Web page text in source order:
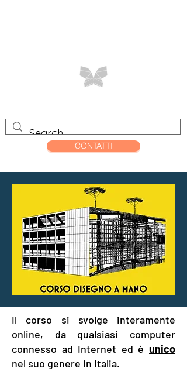
CONTATTI
Il corso si svolge interamente
online, da qualsiasi computer
connesso ad Internet ed è unico
nel suo genere in Italia.